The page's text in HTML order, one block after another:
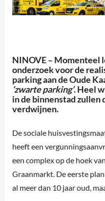
NINOVE – Momenteel
onderzoek voor de
parking aan de Oude
‘zwarte parking’. Heel
in de binnenstad zullen
verdwijnen.
De sociale
heeft een
een complex op de hoek
Graanmarkt. De eerste
al meer dan 10 jaar oud,